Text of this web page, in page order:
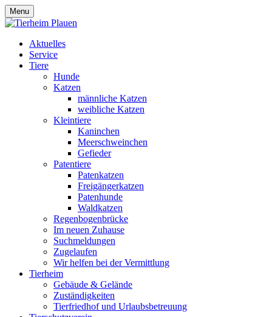
Menu
Aktuelles
Service
Tiere
Hunde
Katzen
männliche Katzen
weibliche Katzen
Kleintiere
Kaninchen
Meerschweinchen
Gefieder
Patentiere
Patenkatzen
Freigängerkatzen
Patenhunde
Waldkatzen
Regenbogenbrücke
Im neuen Zuhause
Suchmeldungen
Zugelaufen
Wir helfen bei der Vermittlung
Tierheim
Gebäude & Gelände
Zuständigkeiten
Tierfriedhof und Urlaubsbetreuung